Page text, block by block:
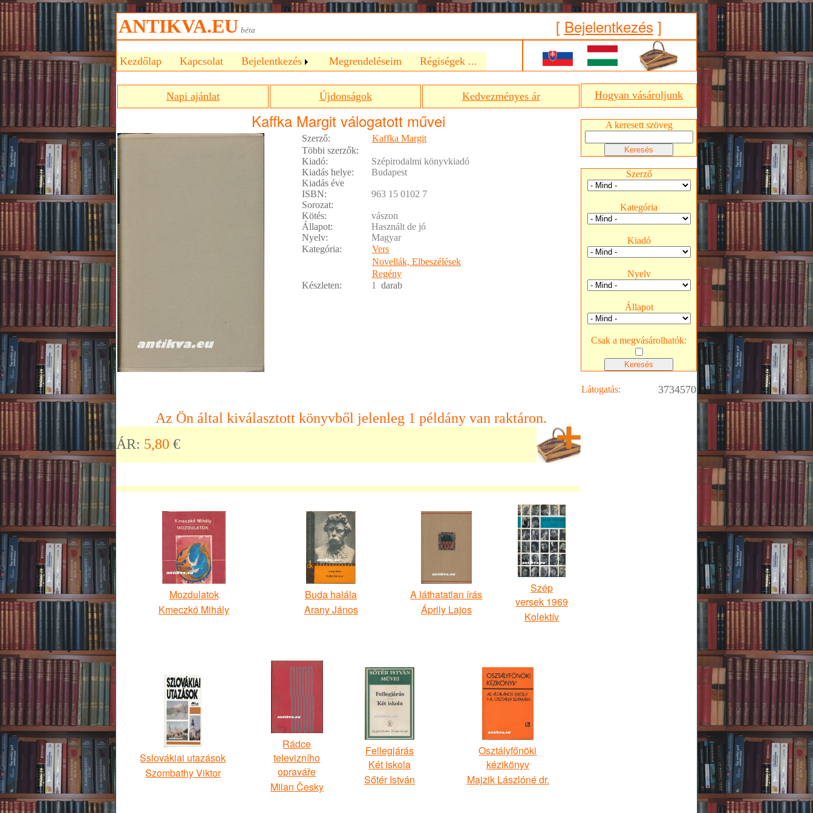
ANTIKVA.EU béta [ Bejelentkezés ]
Kezdőlap Kapcsolat Bejelentkezés Megrendeléseim Régiségek ...
Napi ajánlat Újdonságok Kedvezményes ár
Kaffka Margit válogatott művei
Szerző:
Kaffka Margit
Többi szerzők:
Kiadó:
Szépirodalmi könyvkiadó
Kiadás helye:
Budapest
Kiadás éve
ISBN:
963 15 0102 7
Sorozat:
Kötés:
vászon
Állapot:
Használt de jó
Nyelv:
Magyar
Kategória:
Vers
Novellák, Elbeszélések
Regény
Készleten:
1 darab
Az Ön által kiválasztott könyvből jelenleg 1 példány van raktáron.
ÁR: 5,80 €
Mozdulatok
Kmeczkó Mihály
Buda halála
Arany János
A láthatatlan írás
Áprily Lajos
Szép
versek 1969
Kolektív
Sslovákiai utazások
Szombathy Viktor
Rádce
televizního
opraváře
Milan Česky
Fellegjárás
Két iskola
Sőtér István
Osztályfőnöki
kézikönyv
Majzik Lászlóné dr.
Hogyan vásároljunk
A keresett szöveg
Szerző
Kategória
Kiadó
Nyelv
Állapot
Csak a megvásárolhatók:
Látogatás: 3734570